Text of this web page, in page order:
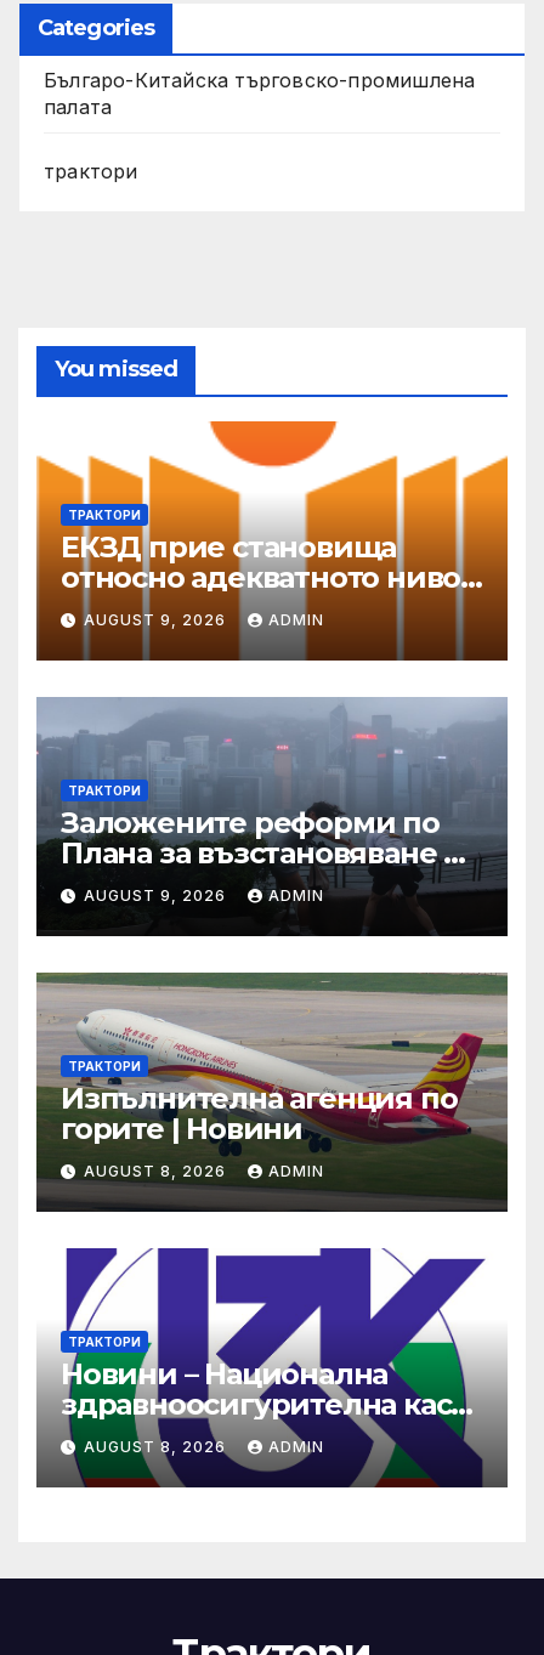
Categories
Българо-Китайска търговско-промишлена
палата
трактори
You missed
ТРАКТОРИ
ЕКЗД прие становища
относно адекватното ниво
на защита
AUGUST 9, 2026 ADMIN
ТРАКТОРИ
Заложените реформи по
Плана за възстановяване и
устойчивост в част
енергетика са
неизпълними
AUGUST 9, 2026 ADMIN
ТРАКТОРИ
Изпълнителна агенция по
горите | Новини
AUGUST 8, 2026 ADMIN
ТРАКТОРИ
Новини – Национална
здравноосигурителна каса
(НЗОК)
AUGUST 8, 2026 ADMIN